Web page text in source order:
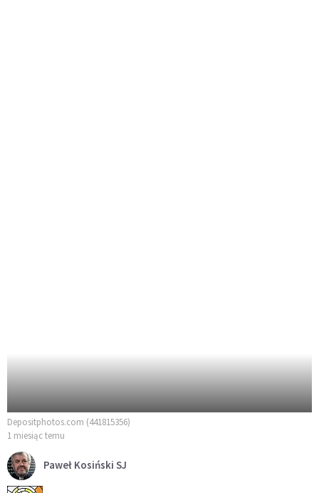
Depositphotos.com (441815356)
1 miesiąc temu
Paweł Kosiński SJ